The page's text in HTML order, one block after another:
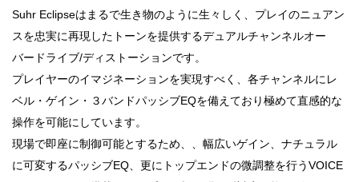
Suhr Eclipseはまるで生き物のように生々しく、プレイのニュアン
スを忠実に再現したトーンを提供するデュアルチャンネルオー
バードライブ/ディストーションです。
プレイヤーのイマジネーションを実現すべく、各チャンネルにレ
ベル・ゲイン・３バンドパッシブEQを備えており極めて直感的な
操作を可能にしています。
現場で即座に制御可能とするため、、幅広いゲイン、ナチュラル
に可変するパッシブEQ、更にトップエンドの微調整を行うVOICE